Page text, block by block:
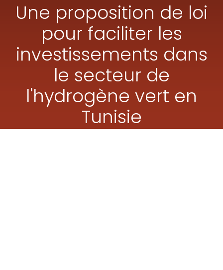
Une proposition de loi
pour faciliter les
investissements dans
le secteur de
l'hydrogène vert en
Tunisie